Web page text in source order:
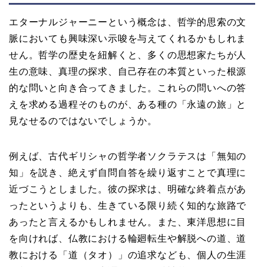
エターナルジャーニーという概念は、哲学的思索の文
脈においても興味深い示唆を与えてくれるかもしれま
せん。哲学の歴史を紐解くと、多くの思想家たちが人
生の意味、真理の探求、自己存在の本質といった根源
的な問いと向き合ってきました。これらの問いへの答
えを求める過程そのものが、ある種の「永遠の旅」と
見なせるのではないでしょうか。
例えば、古代ギリシャの哲学者ソクラテスは「無知の
知」を説き、絶えず自問自答を繰り返すことで真理に
近づこうとしました。彼の探求は、明確な終着点があ
ったというよりも、生きている限り続く知的な旅路で
あったと言えるかもしれません。また、東洋思想に目
を向ければ、仏教における輪廻転生や解脱への道、道
教における「道（タオ）」の追求なども、個人の生涯